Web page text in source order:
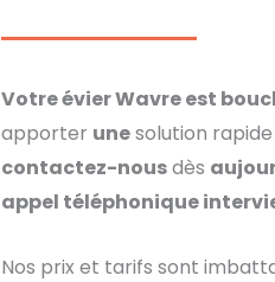
Votre évier Wavre est
apporter unesolution
contactez-nousdès
appel téléphonique
Nos prix et tarifs sont